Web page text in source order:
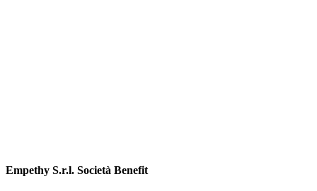
Empethy S.r.l. Società Benefit